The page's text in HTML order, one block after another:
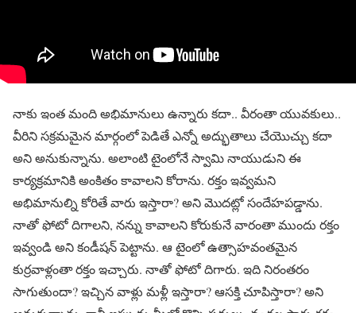
నాకు ఇంత మంది అభిమానులు ఉన్నారు కదా.. వీరంతా యువకులు..
వీరిని సక్రమమైన మార్గంలో పెడితే ఎన్నో అద్భుతాలు చేయొచ్చు కదా
అని అనుకున్నాను. అలాంటి టైంలోనే స్వామి నాయుడుని ఈ
కార్యక్రమానికి అంకితం కావాలని కోరాను. రక్తం ఇవ్వమని
అభిమానుల్ని కోరితే వారు ఇస్తారా? అని మొదట్లో సందేహపడ్డాను.
నాతో ఫోటో దిగాలని, నన్ను కావాలని కోరుకునే వారంతా ముందు రక్తం
ఇవ్వండి అని కండీషన్ పెట్టాను. ఆ టైంలో ఉత్సాహవంతమైన
కుర్రవాళ్లంతా రక్తం ఇచ్చారు. నాతో ఫోటో దిగారు. ఇది నిరంతరం
సాగుతుందా? ఇచ్చిన వాళ్లు మళ్లీ ఇస్తారా? ఆసక్తి చూపిస్తారా? అని